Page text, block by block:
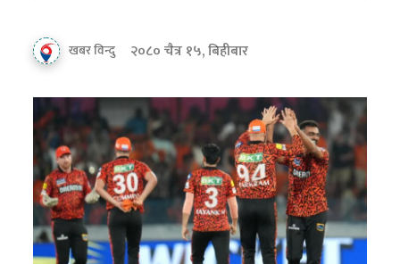
खबर विन्दु २०८० चैत्र १५, बिहीबार